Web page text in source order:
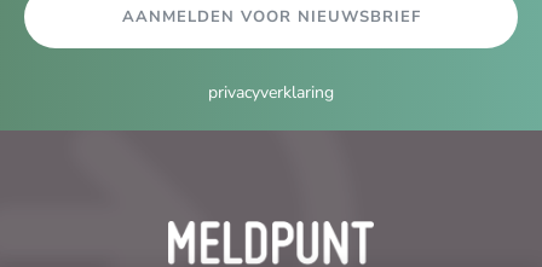
AANMELDEN VOOR NIEUWSBRIEF
privacyverklaring